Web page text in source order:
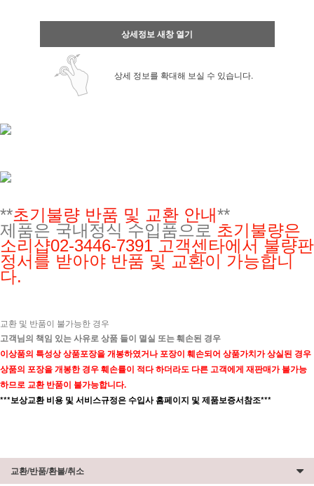
상세정보 새창 열기
상세 정보를 확대해 보실 수 있습니다.
**초기불량 반품 및 교환 안내**
제품은 국내정식 수입품으로 초기불량은
소리샵02-3446-7391고객센타에서 불량판
정서를 받아야 반품 및 교환이 가능합니
다.
교환 및 반품이 불가능한 경우
고객님의 책임 있는 사유로 상품 들이 멸실 또는 훼손된 경우
이상품의 특성상 상품포장을 개봉하였거나 포장이 훼손되어 상품가치가 상실된 경우
상품의 포장을 개봉한 경우 훼손률이 적다 하더라도 다른 고객에게 재판매가 불가능
하므로 교환 반품이 불가능합니다.
***보상교환 비용 및 서비스규정은 수입사 홈페이지 및 제품보증서참조***
교환/반품/환불/취소